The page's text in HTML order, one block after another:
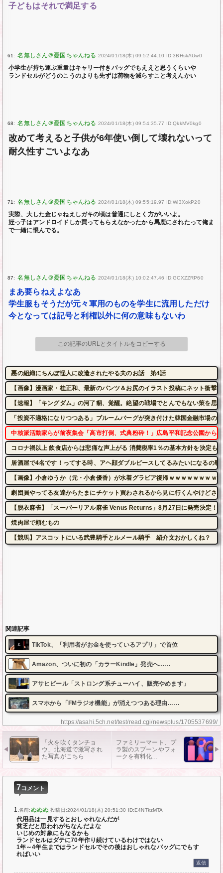
子どもはそれで満足する
61: 2024/01/18(木) 09:52:44.10 ID:3BHskAUw0
小学生が持ち運ぶ重量はキャリー付きバッグでもええと思うくらいや
ランドセルがどうのこうのよりも先ずは荷物を減らすこと考えんかい
68: 2024/01/18(木) 09:54:35.77 ID:QkkMV0kg0
改めて考えると子供が6年使い倒して壊れないって
耐久性すごいよなあ
71: 2024/01/18(木) 09:55:19.97 ID:Wl3XokP20
実際、大した金じゃねえしガキの頃は普通にしとく方がいいよ。
姪っ子はアンドロイドしか買ってもらえなかったから馬鹿にされたって俺ま
で一緒に恨んでる。
87: 2024/01/18(木) 10:02:47.46 ID:GCXZZRP60
まあ要らねえよなあ
学生服もそうだが元々軍用のものを学生に流用しただけ
今となっては記号と利権以外に何の意味もないわ
https://asahi.5ch.net/test/read.cgi/newsplus/1705537699/
この記事のURLとタイトルをコピーする
悪の組織にちんぽ怪人に改造されたやる夫のお話 第4話
【画像】漫画家・桂正和、最新のパンツ＆お尻のイラスト投稿にネット衝撃
【速報】「キングダム」の河了貂、覚醒。絶望の戦場でとんでもない策を思
「投資不適格になりつつある」ブルームバーグが突き付けた韓国金融市場の
中核派活動家らが前夜集会「高市打倒、式典粉砕！」広島平和記念公園から
コロナ禍以上 飲食店からは悲痛な声上がる 消費税率1％の基本方針を決定も
居酒屋で4名です！ってする時、アヘ顔ダブルピースしてるみたいになるの恥
【画像】小倉ゆうか（元・小倉優香）が水着グラビア復帰ｗｗｗｗｗｗｗｗ
劇団員やってる友達からたまにチケット買わされるから見に行くんやけどさ
【脱衣麻雀】「スーパーリアル麻雀 Venus Returns」8月27日に発売決定！
焼肉屋で頼むもの
【競馬】アスコットにいる武豊騎手とルメール騎手 紹介文おかしくね？
関連記事
TikTok、「利用者がお金を使っているアプリ」で首位
Amazon、ついに初の「カラーKindle」発売へ……
アサヒビール「ストロング系チューハイ、販売やめます」
スマホから「FMラジオ機能」が消えつつある理由……
「火を吹くタンチョ
ウ」北海道で激写され
た写真がこちら
ファミリーマート、プ
ラ製のスプーンやフォ
ークを有料化…
7コメント
1.名前:ぬぬぬ投稿日:2024/01/18(木) 20:51:30 ID:E4NTkzMTA
代用品は一見するとおしゃれなんだが
貧乏だと思われがちなんだよな
いじめの対象にもなるかも
ランドセルはダテに70年作り続けているわけではない
1年～4年生まではランドセルでその後はおしゃれなバッグにでもす
ればいい
返信